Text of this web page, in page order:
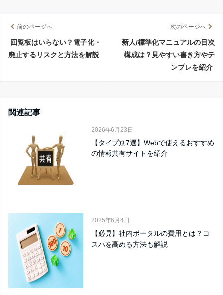
前のページへ
回覧板はいらない？電子化・
廃止するリスクと方法を解説
次のページへ
新人/標準化マニュアルの目次
構成は？見やすい書き方やテ
ンプレを紹介
関連記事
2026年6月23日
【タイプ別7選】Webで使えるおすすめ
の情報共有サイトを紹介
2025年6月4日
【必見】社内ポータルの費用とは？コ
スパを高める方法も解説